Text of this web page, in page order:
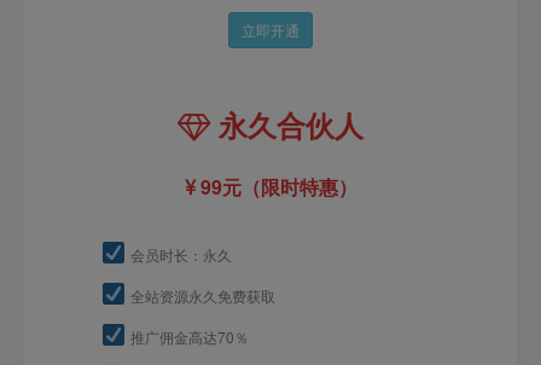
立即开通
永久合伙人
99元（限时特惠）
会员时长：永久
全站资源永久免费获取
推广佣金高达70％